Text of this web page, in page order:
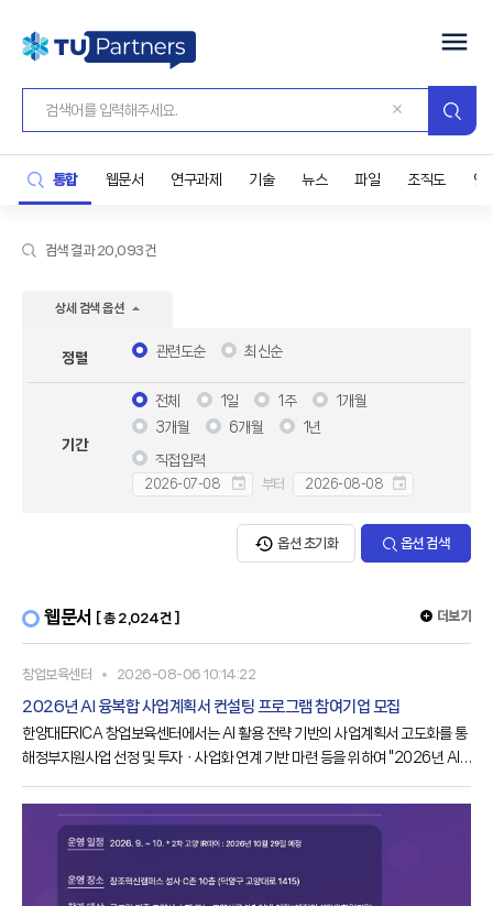
통합 웹문서 연구과제 기술 뉴스 파일 조직도 연
검색 결과 20,093건
상세 검색 옵션
정렬 관련도순 최신순
기간
전체 1일 1주
1개월
3개월
6개월 1년
직접입력
부터
옵션 초기화 옵션 검색
웹문서 [ 총 2,024건 ] 더보기
창업보육센터 2026-08-06 10:14:22
2026년 AI 융복합 사업계획서 컨설팅 프로그램 참여기업 모집
한양대ERICA 창업보육센터에서는 AI 활용 전략 기반의 사업계획서 고도화를 통
해정부지원사업 선정 및 투자ㆍ사업화 연계 기반 마련 등을 위하여 "2026년 AI
은 참여 바랍니다.가. 사 업 명○ 2026년 AI 융복합 사업계획서 컨설팅 프로그램
참여기업 모집나. 지원대상○ 2026.08.04.(화) ~ 2026.08.14.(금) 15:00까
지다. 지원대상○ 신청일 기준 사업장 주소지가 경기도 소재라. 선정기업 수○ 6
개 사마. 추진개요○ 창업 핵심기술과 AI